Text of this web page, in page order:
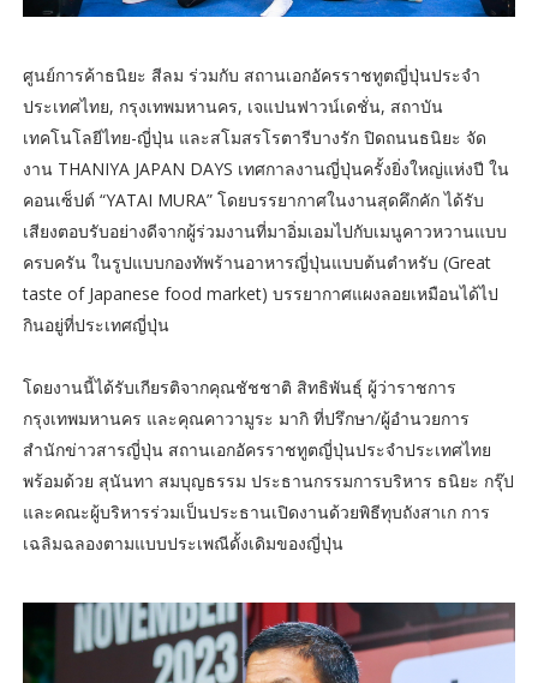
ศูนย์การค้าธนิยะ สีลม ร่วมกับ สถานเอกอัครราชทูตญี่ปุ่นประจำ
ประเทศไทย, กรุงเทพมหานคร, เจแปนฟาวน์เดชั่น, สถาบัน
เทคโนโลยีไทย-ญี่ปุ่น และสโมสรโรตารีบางรัก ปิดถนนธนิยะ จัด
งาน THANIYA JAPAN DAYS เทศกาลงานญี่ปุ่นครั้งยิ่งใหญ่แห่งปี ใน
คอนเซ็ปต์ “YATAI MURA” โดยบรรยากาศในงานสุดคึกคัก ได้รับ
เสียงตอบรับอย่างดีจากผู้ร่วมงานที่มาอิ่มเอมไปกับเมนูคาวหวานแบบ
ครบครัน ในรูปแบบกองทัพร้านอาหารญี่ปุ่นแบบต้นตำหรับ (Great
taste of Japanese food market) บรรยากาศแผงลอยเหมือนได้ไป
กินอยู่ที่ประเทศญี่ปุ่น
โดยงานนี้ได้รับเกียรติจากคุณชัชชาติ สิทธิพันธุ์ ผู้ว่าราชการ
กรุงเทพมหานคร และคุณคาวามูระ มากิ ที่ปรึกษา/ผู้อำนวยการ
สำนักข่าวสารญี่ปุ่น สถานเอกอัครราชทูตญี่ปุ่นประจำประเทศไทย
พร้อมด้วย สุนันทา สมบุญธรรม ประธานกรรมการบริหาร ธนิยะ กรุ๊ป
และคณะผู้บริหารร่วมเป็นประธานเปิดงานด้วยพิธีทุบถังสาเก การ
เฉลิมฉลองตามแบบประเพณีดั้งเดิมของญี่ปุ่น